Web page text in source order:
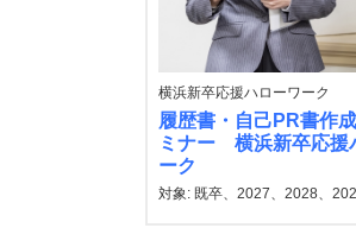
横浜新卒応援ハローワーク
履歴書・自己PR書作
ミナー 横浜新卒応援
ーク
対象: 既卒、2027、2028、